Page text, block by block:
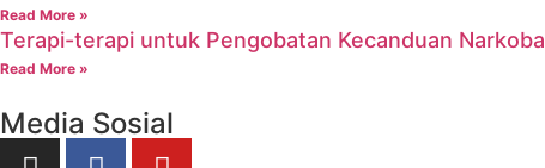
Read More »
Terapi-terapi untuk Pengobatan Kecanduan Narkoba
Read More »
Media Sosial